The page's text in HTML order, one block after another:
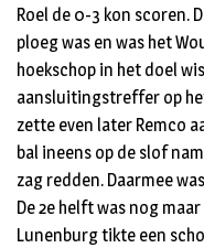
Roel de 0-3 kon scoren.
ploeg was en was het
hoekschop in het doel
aansluitingstreffer op
zette even later Remco
bal ineens op de slof
zag redden. Daarmee
De 2e helft was nog
Lunenburg tikte een